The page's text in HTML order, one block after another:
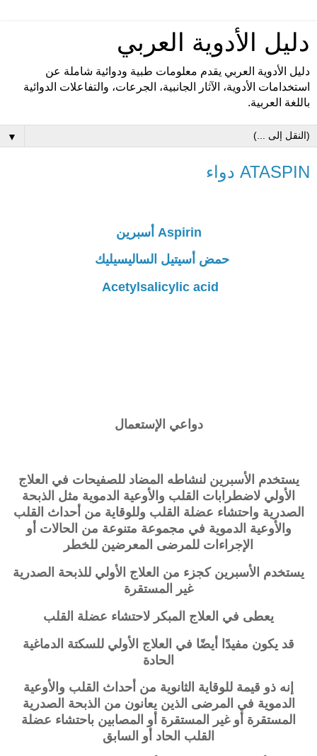
دليل الأدوية العربي
دليل الأدوية العربي يقدم معلومات طبية ودوائية شاملة عن
استخدامات الأدوية، الآثار الجانبية، الجرعات، والتفاعلات الدوائية
باللغة العربية.
▼
ATASPIN دواء
Aspirin أسبرين
حمض أسيتيل الساليسيليك
Acetylsalicylic acid
دواعي الإستعمال
يستخدم الأسبرين لنشاطه المضاد للصفيحات في العلاج
الأولي لاضطرابات القلب والأوعية الدموية مثل الذبحة
الصدرية واحتشاء عضلة القلب وللوقاية من أحداث القلب
والأوعية الدموية في مجموعة متنوعة من الحالات أو
الإجراءات للمرضى المعرضين للخطر
يستخدم الأسبرين كجزء من العلاج الأولي للذبحة الصدرية
غير المستقرة
يعطى في العلاج المبكر لاحتشاء عضلة القلب
قد يكون مفيدًا أيضًا في العلاج الأولي للسكتة الدماغية
الحادة
إنه ذو قيمة للوقاية الثانوية من أحداث القلب والأوعية
الدموية في المرضى الذين يعانون من الذبحة الصدرية
المستقرة أو غير المستقرة أو المصابين باحتشاء عضلة
القلب الحاد أو السابق